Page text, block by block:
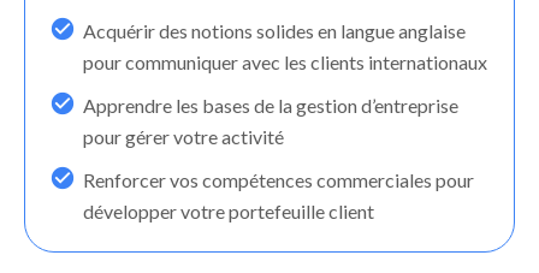
Acquérir des notions solides en langue anglaise
pour communiquer avec les clients internationaux
Apprendre les bases de la gestion d’entreprise
pour gérer votre activité
Renforcer vos compétences commerciales pour
développer votre portefeuille client